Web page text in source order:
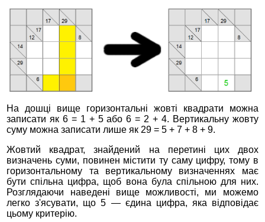
На дошці вище горизонтальні жовті квадрати можна
записати як 6 = 1 + 5 або 6 = 2 + 4. Вертикальну жовту
суму можна записати лише як 29 = 5 + 7 + 8 + 9.
Жовтий квадрат, знайдений на перетині цих двох
визначень суми, повинен містити ту саму цифру, тому в
горизонтальному та вертикальному визначеннях має
бути спільна цифра, щоб вона була спільною для них.
Розглядаючи наведені вище можливості, ми можемо
легко з'ясувати, що 5 — єдина цифра, яка відповідає
цьому критерію.